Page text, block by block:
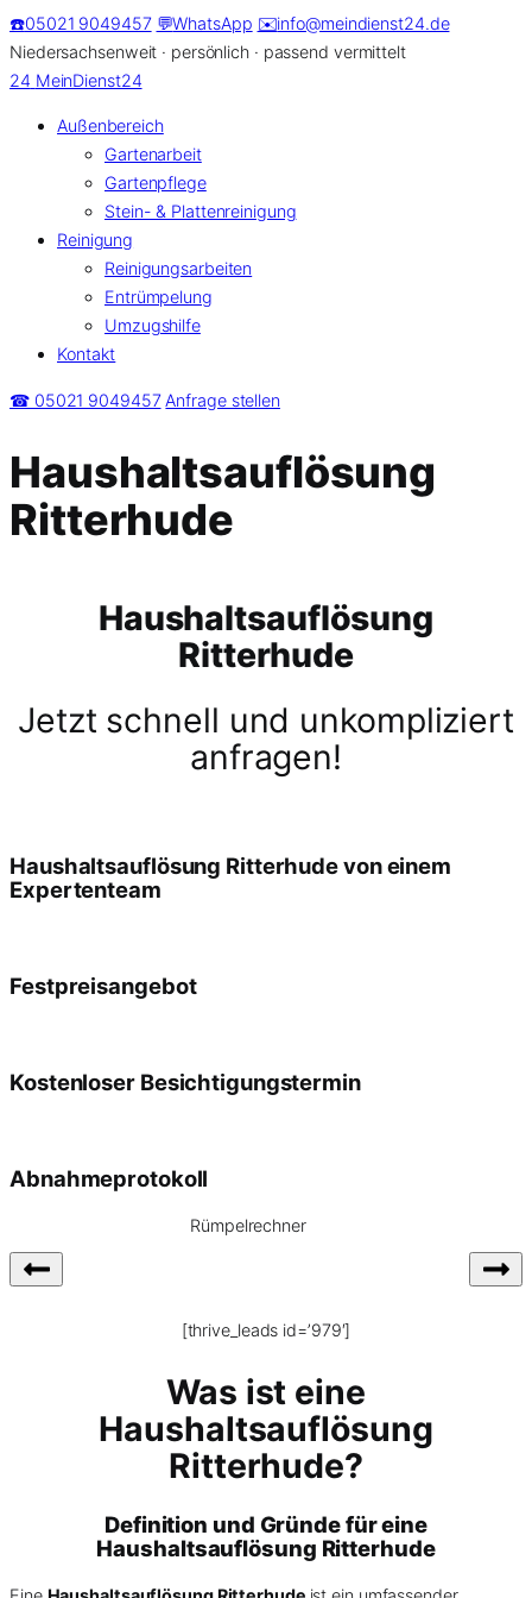
Zum
Inhalt
springen
☎️05021 9049457 💬WhatsApp ✉️info@meindienst24.de
Niedersachsenweit · persönlich · passend vermittelt
24 MeinDienst24
Außenbereich
Gartenarbeit
Gartenpflege
Stein- & Plattenreinigung
Reinigung
Reinigungsarbeiten
Entrümpelung
Umzugshilfe
Kontakt
☎ 05021 9049457 Anfrage stellen
Haushaltsauflösung
Ritterhude
Haushaltsauflösung
Ritterhude
Jetzt schnell und unkompliziert
anfragen!
Haushaltsauflösung Ritterhude von einem
Expertenteam
Festpreisangebot
Kostenloser Besichtigungstermin
Abnahmeprotokoll
Rümpelrechner
[thrive_leads id=’979′]
Was ist eine
Haushaltsauflösung
Ritterhude?
Definition und Gründe für eine
Haushaltsauflösung Ritterhude